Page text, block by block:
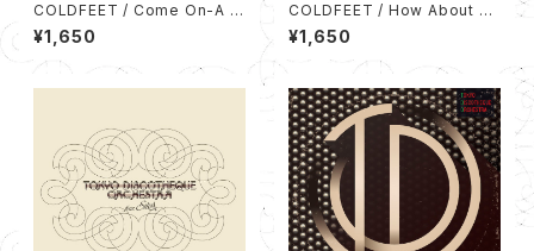
COLDFEET / Come On-A M
y House / It's All Right (7イ
ンチシングルレコード)
¥1,650
COLDFEET / How About N
ow / Beat It【2020 RECORD
STORE DAY 限定盤】(7インチ
シングルレコード)
¥1,650